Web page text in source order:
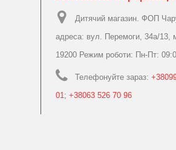
Дитячий магазин. ФОП
адреса: вул. Перемоги, 34а/13,
19200 Режим роботи: Пн-Пт:
Телефонуйте зараз:
01; +38063 526 70 96